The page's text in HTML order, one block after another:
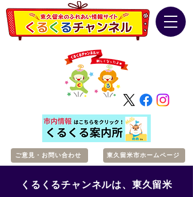
ご意見・お問い合わせ 東久留米市ホームページ
くるくるチャンネルは、東久留米